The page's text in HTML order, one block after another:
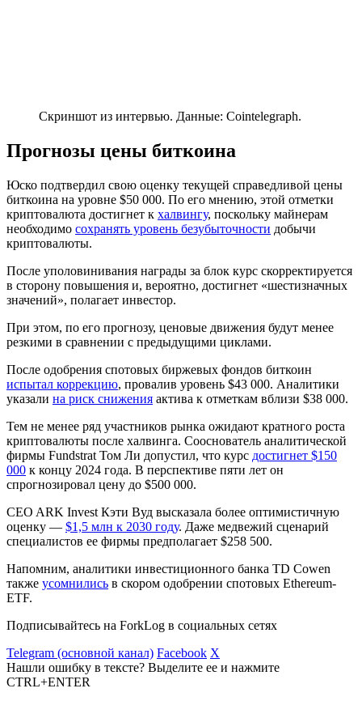
Скриншот из интервью. Данные: Cointelegraph.
Прогнозы цены биткоина
Юско подтвердил свою оценку текущей справедливой цены
биткоина на уровне $50 000. По его мнению, этой отметки
криптовалюта достигнет к халвингу, поскольку майнерам
необходимо сохранять уровень безубыточности добычи
криптовалюты.
После уполовинивания награды за блок курс скорректируется
в сторону повышения и, вероятно, достигнет «шестизначных
значений», полагает инвестор.
При этом, по его прогнозу, ценовые движения будут менее
резкими в сравнении с предыдущими циклами.
После одобрения спотовых биржевых фондов биткоин
испытал коррекцию, провалив уровень $43 000. Аналитики
указали на риск снижения актива к отметкам вблизи $38 000.
Тем не менее ряд участников рынка ожидают кратного роста
криптовалюты после халвинга. Сооснователь аналитической
фирмы Fundstrat Том Ли допустил, что курс достигнет $150
000 к концу 2024 года. В перспективе пяти лет он
спрогнозировал цену до $500 000.
CEO ARK Invest Кэти Вуд высказала более оптимистичную
оценку — $1,5 млн к 2030 году. Даже медвежий сценарий
специалистов ее фирмы предполагает $258 500.
Напомним, аналитики инвестиционного банка TD Cowen
также усомнились в скором одобрении спотовых Ethereum-
ETF.
Подписывайтесь на ForkLog в социальных сетях
Telegram (основной канал) Facebook X
Нашли ошибку в тексте? Выделите ее и нажмите
CTRL+ENTER